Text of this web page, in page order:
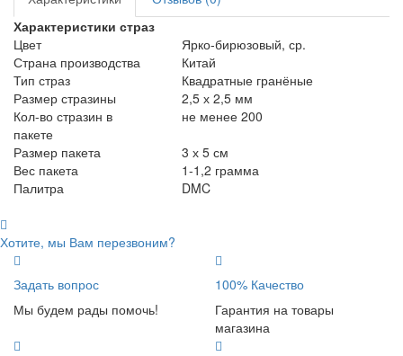
Характеристики страз
Цвет
Ярко-бирюзовый, ср.
Страна производства
Китай
Тип страз
Квадратные гранёные
Размер стразины
2,5 х 2,5 мм
Кол-во стразин в
пакете
не менее 200
Размер пакета
3 х 5 см
Вес пакета
1-1,2 грамма
Палитра
DMC
Хотите, мы Вам перезвоним?
Задать вопрос
Мы будем рады помочь!
100% Качество
Гарантия на товары
магазина